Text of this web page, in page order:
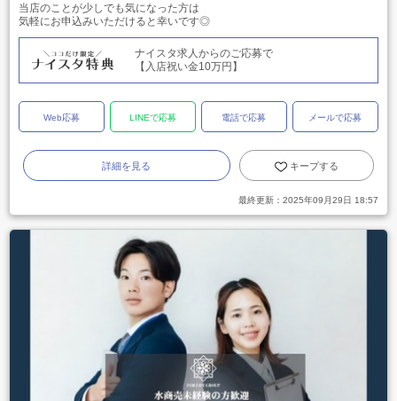
当店のことが少しでも気になった方は
気軽にお申込みいただけると幸いです◎
ナイスタ求人からのご応募で
【入店祝い金10万円】
Web応募 LINEで応募 電話で応募 メールで応募
詳細を見る キープする
最終更新： 2025年09月29日 18:57